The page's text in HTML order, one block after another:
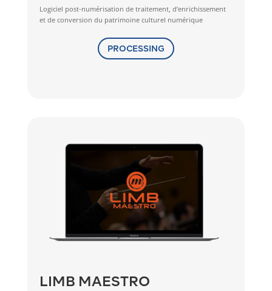
Logiciel post-numérisation de traitement, d’enrichissement
et de conversion du patrimoine culturel numérique
PROCESSING
LIMB MAESTRO